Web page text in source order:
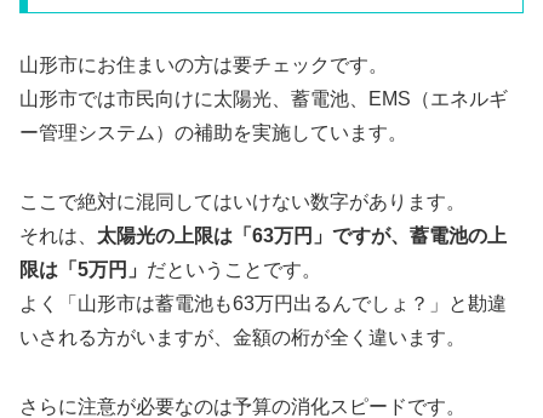
山形市にお住まいの方は要チェックです。
山形市では市民向けに太陽光、蓄電池、EMS（エネルギ
ー管理システム）の補助を実施しています。
ここで絶対に混同してはいけない数字があります。
それは、 太陽光の上限は「63万円」ですが、蓄電池の上
限は「5万円」 だということです。
よく「山形市は蓄電池も63万円出るんでしょ？」と勘違
いされる方がいますが、金額の桁が全く違います。
さらに注意が必要なのは予算の消化スピードです。